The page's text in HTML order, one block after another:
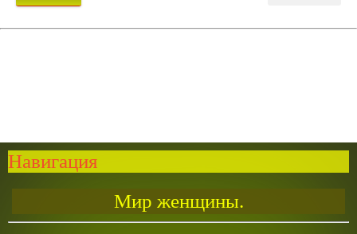
Навигация
Мир женщины.